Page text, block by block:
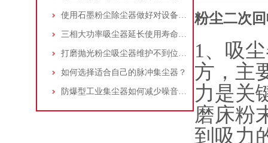
使用石墨粉尘除尘器做好对设备的维护十分重要
三相大功率吸尘器延长使用寿命的建议
打磨抛光粉尘吸尘器维护不到位，那是你没有注意这些而已！
如何选择适合自己的脉冲集尘器？
防爆型工业集尘器如何减少噪音?三个方法轻松解决
粉尘二次
1、吸
方，主
力是关
磨床粉
到吸力